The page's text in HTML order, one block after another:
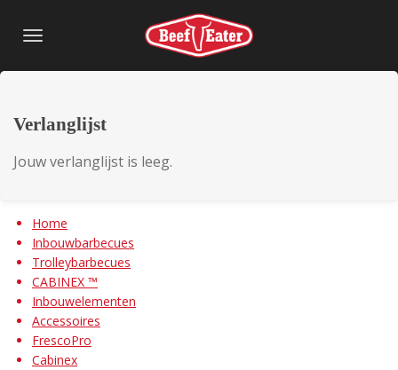
direct
Verlanglijst
Jouw verlanglijst is leeg.
Home
Inbouwbarbecues
Trolleybarbecues
CABINEX ™
Inbouwelementen
Accessoires
FrescoPro
Cabinex